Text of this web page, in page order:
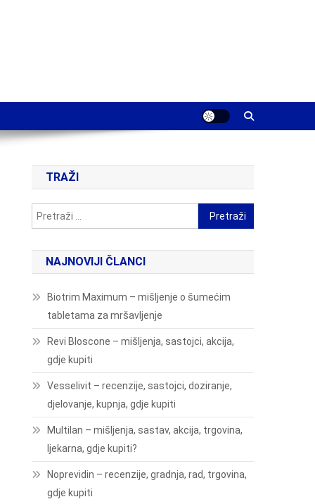
TRAŽI
Pretraži:
NAJNOVIJI ČLANCI
Biotrim Maximum – mišljenje o šumećim
tabletama za mršavljenje
Revi Bloscone – mišljenja, sastojci, akcija,
gdje kupiti
Vesselivit – recenzije, sastojci, doziranje,
djelovanje, kupnja, gdje kupiti
Multilan – mišljenja, sastav, akcija, trgovina,
ljekarna, gdje kupiti?
Noprevidin – recenzije, gradnja, rad, trgovina,
gdje kupiti